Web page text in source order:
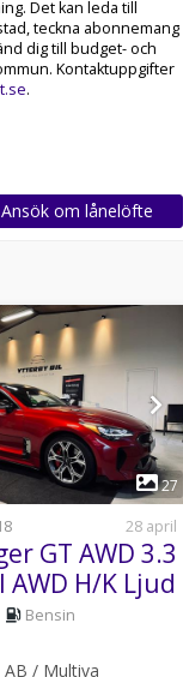
Det kan leda till
teckna abonnemang
dig till budget- och
Kontaktuppgifter
.
Ansök om lånelöfte
1
27
28 april
GT AWD 3.3
AWD H/K Ljud
App-
Bensin
/ Multiva